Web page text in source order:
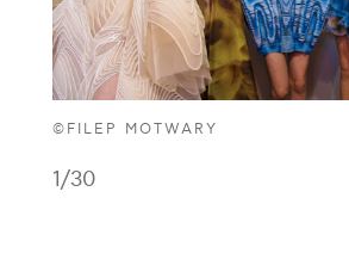
©FILEP MOTWARY
1/30